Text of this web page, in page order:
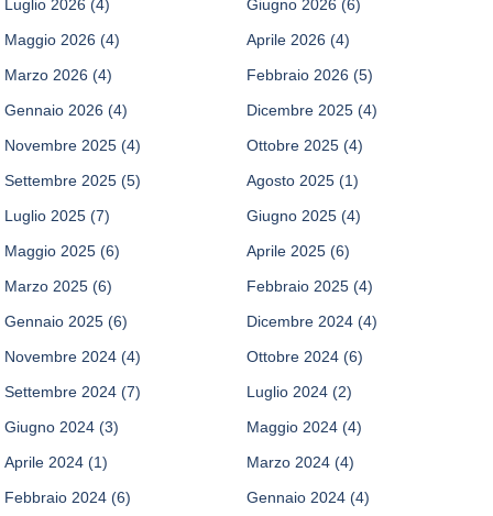
Luglio 2026 (4) Giugno 2026 (6)
Maggio 2026 (4) Aprile 2026 (4)
Marzo 2026 (4) Febbraio 2026 (5)
Gennaio 2026 (4) Dicembre 2025 (4)
Novembre 2025 (4) Ottobre 2025 (4)
Settembre 2025 (5) Agosto 2025 (1)
Luglio 2025 (7) Giugno 2025 (4)
Maggio 2025 (6) Aprile 2025 (6)
Marzo 2025 (6) Febbraio 2025 (4)
Gennaio 2025 (6) Dicembre 2024 (4)
Novembre 2024 (4) Ottobre 2024 (6)
Settembre 2024 (7) Luglio 2024 (2)
Giugno 2024 (3) Maggio 2024 (4)
Aprile 2024 (1) Marzo 2024 (4)
Febbraio 2024 (6) Gennaio 2024 (4)